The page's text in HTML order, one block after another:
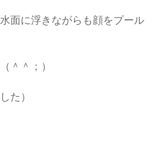
面に浮きながらも顔をプール
＾＾；）
た）